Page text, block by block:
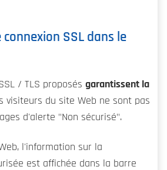
SSL dans le
/ TLS proposés garantissent la
visiteurs du site Web ne sont pas
d'alerte "Non sécurisé".
l'information sur la
est affichée dans la barre